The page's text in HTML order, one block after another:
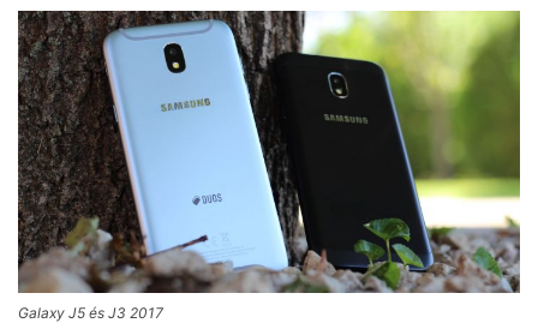
Galaxy J5 és J3 2017